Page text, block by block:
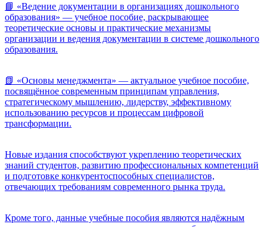
📘 «Ведение документации в организациях дошкольного
образования» — учебное пособие, раскрывающее
теоретические основы и практические механизмы
организации и ведения документации в системе дошкольного
образования.
📗 «Основы менеджмента» — актуальное учебное пособие,
посвящённое современным принципам управления,
стратегическому мышлению, лидерству, эффективному
использованию ресурсов и процессам цифровой
трансформации.
Новые издания способствуют укреплению теоретических
знаний студентов, развитию профессиональных компетенций
и подготовке конкурентоспособных специалистов,
отвечающих требованиям современного рынка труда.
Кроме того, данные учебные пособия являются надёжным